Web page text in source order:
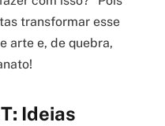
transformar esse
arte e, de quebra,
Ideias